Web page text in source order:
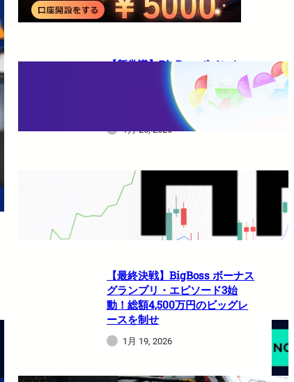
1月 27, 2026
【新常識】BigBossポイント
（BBP）を使い倒せ！取引のた
びに還元される豪華特典のすべ
1月 26, 2026
HFMは日本人でも使えますか？
1月 21, 2026
【最終決戦】BigBoss ボーナス
グランプリ・エピソード3始
動！総額4,500万円のビッグレ
ースを制せ
1月 19, 2026